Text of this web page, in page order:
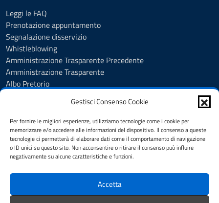
Gestisci Consenso Cookie
Per fornire le migliori esperienze, utilizziamo tecnologie come i cookie per
memorizzare e/o accedere alle informazioni del dispositivo. Il consenso a queste
tecnologie ci permetterà di elaborare dati come il comportamento di navigazione
o ID unici su questo sito. Non acconsentire o ritirare il consenso può influire
negativamente su alcune caratteristiche e funzioni.
Accetta
Leggi le FAQ
Prenotazione appuntamento
Segnalazione disservizio
Whistleblowing
Amministrazione Trasparente Precedente
Amministrazione Trasparente
Albo Pretorio
Informativa privacy
Dichiarazione di accessibilità
Obiettivi di accessibilità
Note legali
SEGUICI SU